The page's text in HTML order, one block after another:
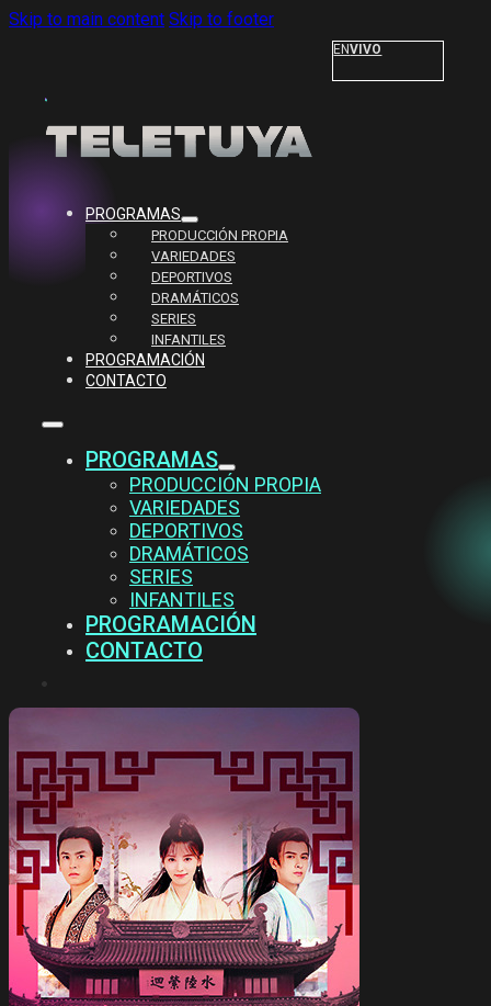
Skip to main content Skip to footer
ENVIVO
PROGRAMAS
PRODUCCIÓN PROPIA
VARIEDADES
DEPORTIVOS
DRAMÁTICOS
SERIES
INFANTILES
PROGRAMACIÓN
CONTACTO
PROGRAMAS
PRODUCCIÓN PROPIA
VARIEDADES
DEPORTIVOS
DRAMÁTICOS
SERIES
INFANTILES
PROGRAMACIÓN
CONTACTO